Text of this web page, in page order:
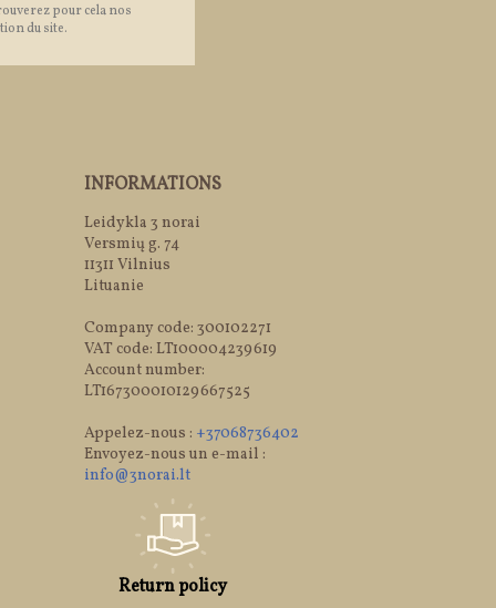
pour cela nos
du site.
INFORMATIONS
Leidykla 3 norai
Versmių g. 74
11311 Vilnius
Lituanie
Company code: 300102271
VAT code: LT100004239619
Account number:
LT167300010129667525
Appelez-nous : +37068736402
Envoyez-nous un e-mail :
info@3norai.lt
Return policy